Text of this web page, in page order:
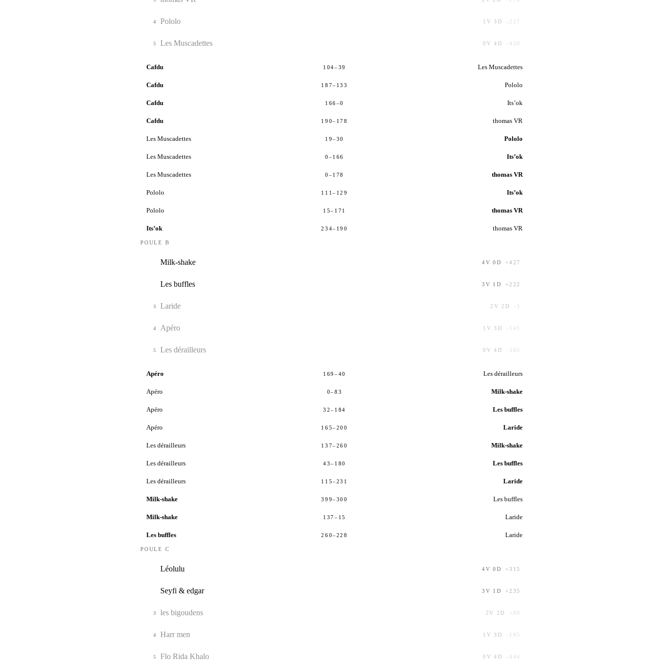
4 Pololo 1 V3 D -217
5 Les Muscadettes 0 V4 D -420
Cafdu 104–39 Les Muscadettes
Cafdu 187–133 Pololo
Cafdu 166–0 Its’ok
Cafdu 190–178 thomas VR
Les Muscadettes 19–30 Pololo
Les Muscadettes 0–166 Its’ok
Les Muscadettes 0–178 thomas VR
Pololo 111–129 Its’ok
Pololo 15–171 thomas VR
Its’ok 234–190 thomas VR
POULE B
Milk-shake 4V0 D +427
Les buffles 3 V 1 D +222
3 Laride 2V 2 D -3
4 Apéro 1 V3 D -141
5 Les dérailleurs 0 V4 D -505
Apéro 169–40 Les dérailleurs
Apéro 0–83 Milk-shake
Apéro 32–184 Les buffles
Apéro 165–200 Laride
Les dérailleurs 137–260 Milk-shake
Les dérailleurs 43–180 Les buffles
Les dérailleurs 115–231 Laride
Milk-shake 399–300 Les buffles
Milk-shake 137–15 Laride
Les buffles 260–228 Laride
POULE C
Léolulu 4V0 D +315
Seyfi & edgar 3 V 1 D +235
3 les bigoudens 2V 2 D + 89
4 Harr men 1 V3 D -195
5 Flo Rida Khalo 0 V4 D -444